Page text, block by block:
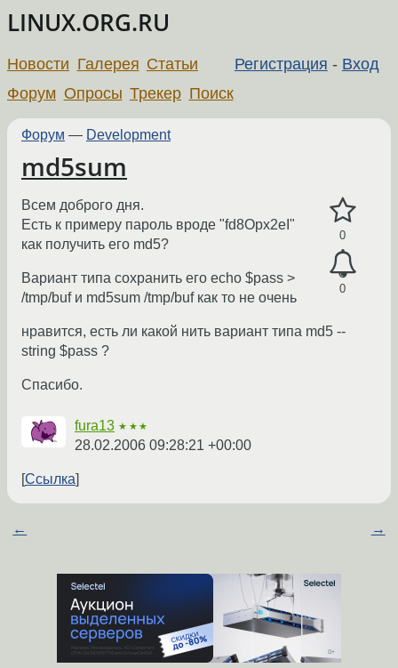
LINUX.ORG.RU
Регистрация - Вход
Новости Галерея Статьи
Форум Опросы Трекер Поиск
Форум — Development
md5sum
0
0
Всем доброго дня.
Есть к примеру пароль вроде "fd8Opx2eI"
как получить его md5?
Вариант типа сохранить его echo $pass >
/tmp/buf и md5sum /tmp/buf как то не очень
нравится, есть ли какой нить вариант типа md5 --
string $pass ?
Спасибо.
fura13 ★★★
28.02.2006 09:28:21 +00:00
Ссылка
← →